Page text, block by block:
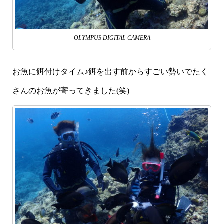
OLYMPUS DIGITAL CAMERA
お魚に餌付けタイム♪餌を出す前からすごい勢いでたく
さんのお魚が寄ってきました(笑)